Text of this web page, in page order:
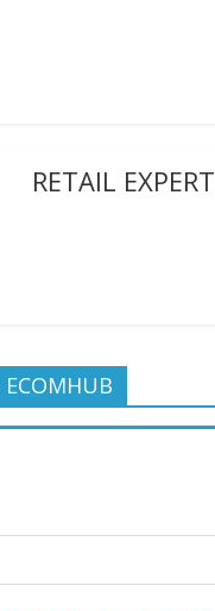
RETAIL EXPERT